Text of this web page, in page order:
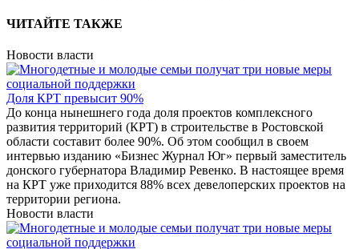
ЧИТАЙТЕ ТАКЖЕ
Новости власти
Доля КРТ превысит 90%
До конца нынешнего года доля проектов комплексного
развития территорий (КРТ) в строительстве в Ростовской
области составит более 90%. Об этом сообщил в своем
интервью изданию «Бизнес Журнал Юг» первый заместитель
донского губернатора Владимир Ревенко. В настоящее время
на КРТ уже приходится 88% всех девелоперских проектов на
территории региона.
Новости власти